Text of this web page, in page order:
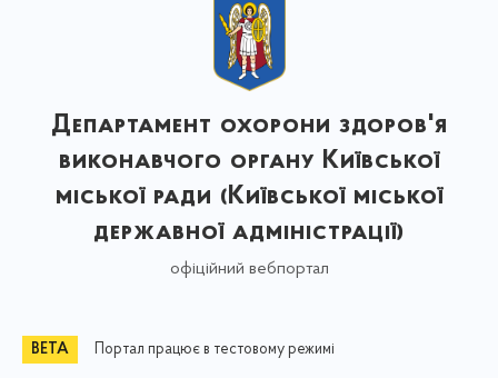
Департамент охорони здоров'я
виконавчого органу Київської
міської ради (Київської міської
державної адміністрації)
офіційний вебпортал
Портал працює в тестовому режимі